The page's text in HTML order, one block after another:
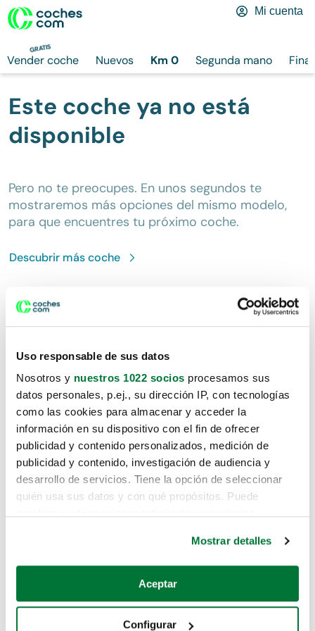
Uso responsable de sus datos
Nosotros y nuestros 1022 socios procesamos sus
datos personales, p.ej., su dirección IP, con tecnologías
como las cookies para almacenar y acceder la
información en su dispositivo con el fin de ofrecer
publicidad y contenido personalizados, medición de
publicidad y contenido, investigación de audiencia y
desarrollo de servicios. Tiene la opción de seleccionar
quién usa sus datos y con qué propósitos. Puede
Si lo permite, también quisiéramos:
Recopilar información sobre su ubicación geográfica
Mostrar detalles
Aceptar
Configurar
GRATIS
Vender coche Nuevos Km 0 Segunda mano
Mi cuenta
Este coche ya no está
disponible
Pero no te preocupes. En unos segundos te
mostraremos más opciones del mismo modelo,
para que encuentres tu próximo coche.
Descubrir máscoche